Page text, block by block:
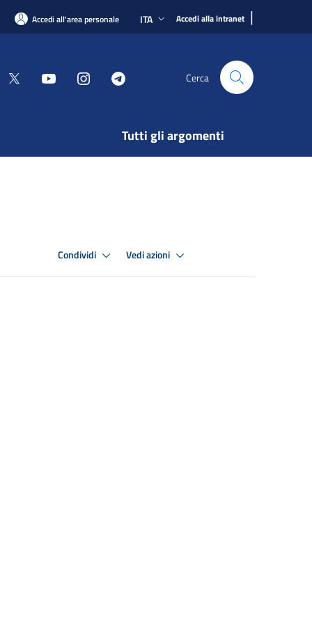
Accedi all'area personale ITA Accedi alla intranet |
Cerca
Tutti gli argomenti
Condividi Vedi azioni